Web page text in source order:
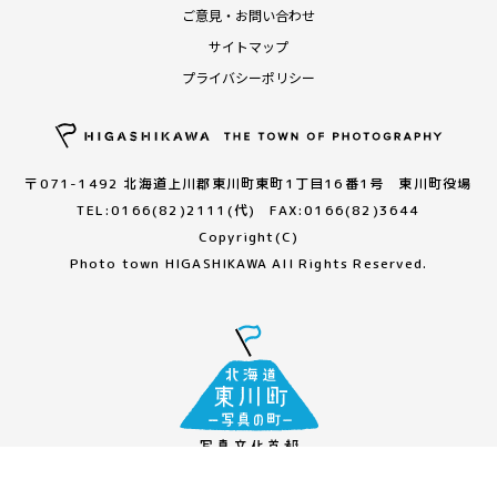
ご意見・お問い合わせ
サイトマップ
プライバシーポリシー
〒071-1492 北海道上川郡東川町東町1丁目16番1号 東川町役場
TEL:0166(82)2111(代) FAX:0166(82)3644
Copyright(C)
Photo town HIGASHIKAWA All Rights Reserved.